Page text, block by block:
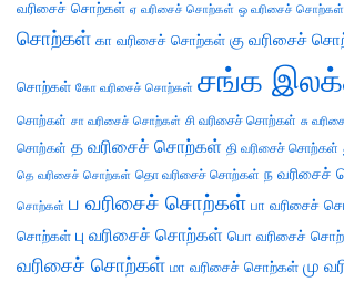
வரிசைச் சொற்கள் ஏ வரிசைச் சொற்கள் ஒ வரிசைச் சொற்கள்
சொற்கள் கா வரிசைச் சொற்கள் கு வரிசைச்
சொற்கள் கோ வரிசைச் சொற்கள் சங்க
சொற்கள் சா வரிசைச் சொற்கள் சி வரிசைச் சொற்கள் சு
சொற்கள் த வரிசைச் சொற்கள் தி வரிசைச் சொற்கள்
தெ வரிசைச் சொற்கள் தொ வரிசைச் சொற்கள் ந வரிசைச்
சொற்கள் ப வரிசைச் சொற்கள் பா வரிசைச்
சொற்கள் பு வரிசைச் சொற்கள் பொ வரிசைச்
வரிசைச் சொற்கள் மா வரிசைச் சொற்கள் மு